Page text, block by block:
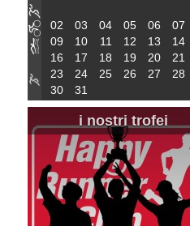
02
03 04 05 06 07
09
10 11 12 13 14
16
17 18 19 20 21
23
24 25 26 27 28
30
31
i nostri trofei